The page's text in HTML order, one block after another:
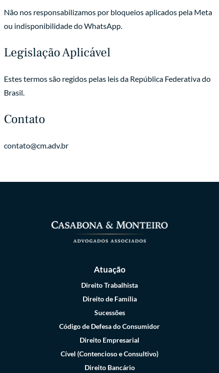
Não nos responsabilizamos por bloqueios aplicados pela Meta
ou indisponibilidade do WhatsApp.
Legislação Aplicável
Estes termos são regidos pelas leis da República Federativa do
Brasil.
Contato
contato@cm.adv.br
Atuação
Direito Trabalhista
Direito de Família
Sucessões
Código de Defesa do Consumidor
Direito Empresarial
Cível (Contencioso e Consultivo)
Direito Bancário